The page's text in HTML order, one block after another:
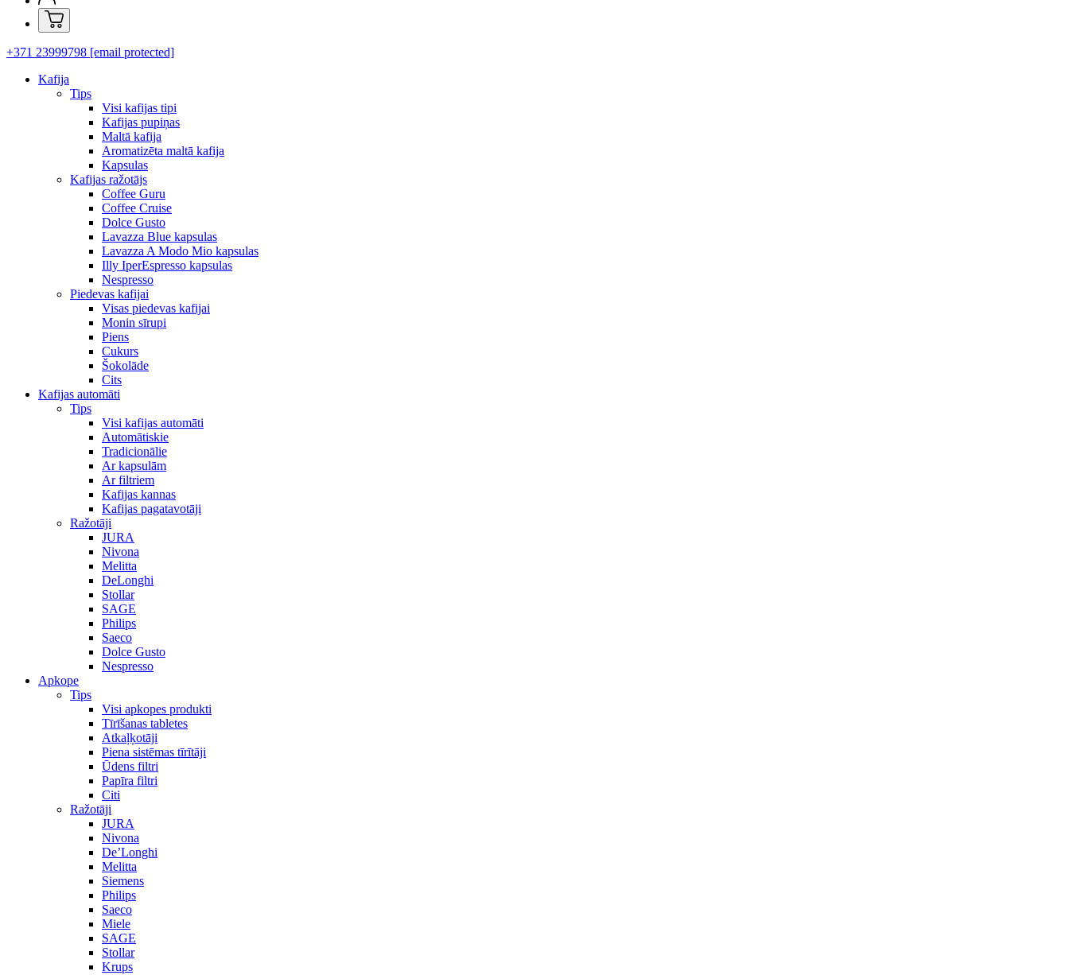
+371 23999798 [email protected]
Kafija
Tips
Visi kafijas tipi
Kafijas pupiņas
Maltā kafija
Aromatizēta maltā kafija
Kapsulas
Kafijas ražotājs
Coffee Guru
Coffee Cruise
Dolce Gusto
Lavazza Blue kapsulas
Lavazza A Modo Mio kapsulas
Illy IperEspresso kapsulas
Nespresso
Piedevas kafijai
Visas piedevas kafijai
Monin sīrupi
Piens
Cukurs
Šokolāde
Cits
Kafijas automāti
Tips
Visi kafijas automāti
Automātiskie
Tradicionālie
Ar kapsulām
Ar filtriem
Kafijas kannas
Kafijas pagatavotāji
Ražotāji
JURA
Nivona
Melitta
DeLonghi
Stollar
SAGE
Philips
Saeco
Dolce Gusto
Nespresso
Apkope
Tips
Visi apkopes produkti
Tīrīšanas tabletes
Atkaļķotāji
Piena sistēmas tīrītāji
Ūdens filtri
Papīra filtri
Citi
Ražotāji
JURA
Nivona
De’Longhi
Melitta
Siemens
Philips
Saeco
Miele
SAGE
Stollar
Krups